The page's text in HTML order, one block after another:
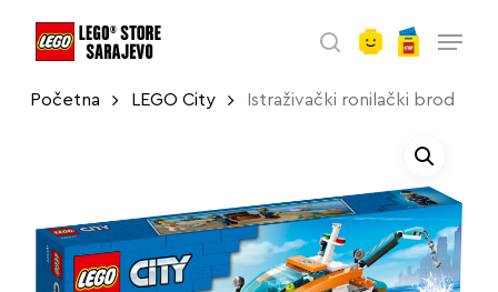
search
Početna LEGO City Istraživački ronilački brod